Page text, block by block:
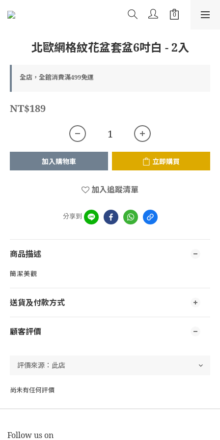
北歐網格紋花盆套盆6吋白 - 2入
全店，全館消費滿499免運
NT$189
加入購物車 立即購買
加入追蹤清單
分享到
商品描述
簡潔美觀
送貨及付款方式
顧客評價
尚未有任何評價
Follow us on